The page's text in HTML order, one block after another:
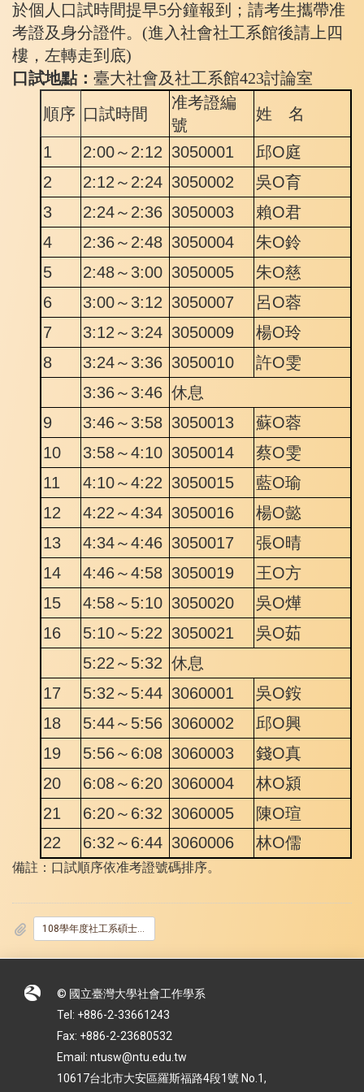
於個人口試時間提早5分鐘報到；請考生攜帶准
考證及身分證件。(進入社會社工系館後請上四
樓，左轉走到底)
口試地點： 臺大社會及社工系館423討論室
順序 口試時間
准考證編
號
姓 名
1 2:00～2:12 3050001
邱O庭
2
2:12～2:24 3050002
吳O育
3
2:24～2:36 3050003
賴O君
4
2:36～2:48 3050004
朱O鈴
5
2:48～3:00 3050005
朱O慈
6
3:00～3:12 3050007
呂O蓉
7
3:12～3:24 3050009
楊O玲
8
3:24～3:36 3050010
許O雯
3:36～3:46 休息
9
3:46～3:58 3050013
蘇O蓉
10
3:58～4:10 3050014
蔡O雯
11
4:10～4:22 3050015
藍O瑜
12
4:22～4:34 3050016
楊O懿
13
4:34～4:46 3050017
張O晴
14
4:46～4:58 3050019
王O方
15
4:58～5:10 3050020
吳O燁
16
5:10～5:22 3050021
吳O茹
5:22～5:32 休息
17
5:32～5:44 3060001
吳O銨
18
5:44～5:56 3060002
邱O興
19
5:56～6:08 3060003
錢O真
20
6:08～6:20 3060004
林O潁
21
6:20～6:32 3060005
陳O瑄
22
6:32～6:44 3060006 林O儒
備註：口試順序依准考證號碼排序。
108學年度社工系碩士班甄試入學口試時間表_公告_.pdf
© 國立臺灣大學社會工作學系
Tel: +886-2-33661243
Fax: +886-2-23680532
Email: ntusw@ntu.edu.tw
10617台北市大安區羅斯福路4段1號 No.1,